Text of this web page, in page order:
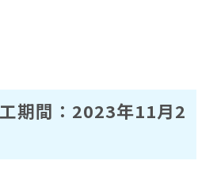
期間：2023年11月2